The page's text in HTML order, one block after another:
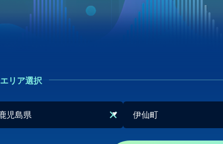
エリア選択